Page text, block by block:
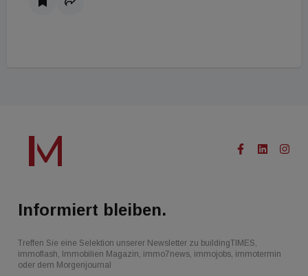
Informiert bleiben.
Treffen Sie eine Selektion unserer Newsletter zu buildingTIMES,
immoflash, Immobilien Magazin, immo7news, immojobs, immotermin
oder dem Morgenjournal